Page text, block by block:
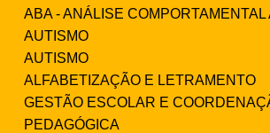
ABA - ANÁLISE COMPORTAMENTAL
AUTISMO
AUTISMO
ALFABETIZAÇÃO E LETRAMENTO
GESTÃO ESCOLAR E
PEDAGÓGICA